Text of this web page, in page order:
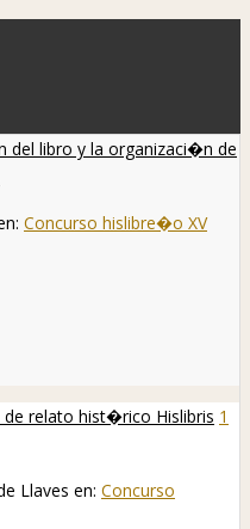
del libro y la organizaci�n de
Concurso hislibre�o XV
de relato hist�rico Hislibris 1
Llaves en: Concurso